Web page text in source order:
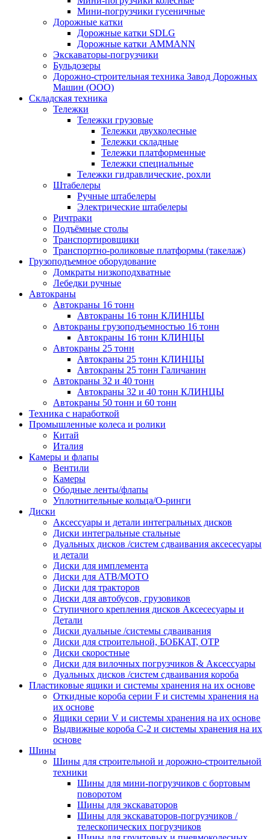
Мини-погрузчики гусеничные
Дорожные катки
Дорожные катки SDLG
Дорожные катки AMMANN
Экскаваторы-погрузчики
Бульдозеры
Дорожно-строительная техника Завод Дорожных
Машин (ООО)
Складская техника
Тележки
Тележки грузовые
Тележки двухколесные
Тележки складные
Тележки платформенные
Тележки специальные
Тележки гидравлические, рохли
Штабелеры
Ручные штабелеры
Электрические штабелеры
Ричтраки
Подъёмные столы
Транспортировщики
Транспортно-роликовые платформы (такелаж)
Грузоподъемное оборудование
Домкраты низкоподхватные
Лебедки ручные
Автокраны
Автокраны 16 тонн
Автокраны 16 тонн КЛИНЦЫ
Автокраны грузоподъемностью 16 тонн
Автокраны 16 тонн КЛИНЦЫ
Автокраны 25 тонн
Автокраны 25 тонн КЛИНЦЫ
Автокраны 25 тонн Галичанин
Автокраны 32 и 40 тонн
Автокраны 32 и 40 тонн КЛИНЦЫ
Автокраны 50 тонн и 60 тонн
Техника с наработкой
Промышленные колеса и ролики
Китай
Италия
Камеры и флапы
Вентили
Камеры
Ободные ленты/флапы
Уплотнительные кольца/О-ринги
Диски
Аксессуары и детали интегральных дисков
Диски интегральные стальные
Дуальных дисков /систем сдваивания аксесесуары
и детали
Диски для имплемента
Диски для АТВ/МОТО
Диски для тракторов
Диски для автобусов, грузовиков
Ступичного крепления дисков Аксесесуары и
Детали
Диски дуальные /системы сдваивания
Диски для строительной, БОБКАТ, ОТР
Диски скоростные
Диски для вилочных погрузчиков & Аксессуары
Дуальных дисков /систем сдваивания короба
Пластиковые ящики и системы хранения на их основе
Откидные короба серии F и системы хранения на
их основе
Ящики серии V и системы хранения на их основе
Выдвижные короба С-2 и системы хранения на их
основе
Шины
Шины для строительной и дорожно-строительной
техники
Шины для мини-погрузчиков с бортовым
поворотом
Шины для экскаваторов
Шины для экскаваторов-погрузчиков /
телескопических погрузчиков